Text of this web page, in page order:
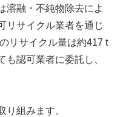
溶融・不純物除去によ
リサイクル業者を通じ
リサイクル量は約417 t
も認可業者に委託し、
り組みます。